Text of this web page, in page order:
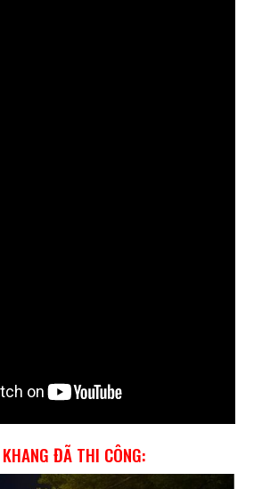
ĐÃ THI CÔNG: